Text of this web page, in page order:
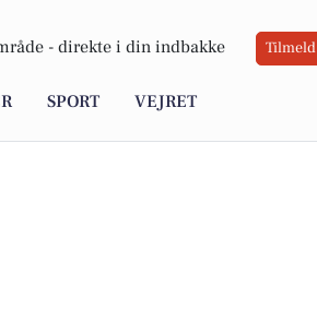
- direkte i din indbakke Tilmeld
SPORT VEJRET